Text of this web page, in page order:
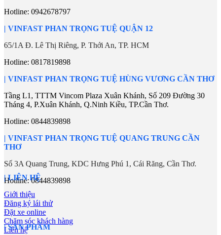
Hotline: 0942678797
| VINFAST PHAN TRỌNG TUỆ QUẬN 12
65/1A Đ. Lê Thị Riêng, P. Thới An, TP. HCM
Hotline: 0817819898
| VINFAST PHAN TRỌNG TUỆ HÙNG VƯƠNG CẦN THƠ
Tầng L1, TTTM Vincom Plaza Xuân Khánh, Số 209 Đường 30
Tháng 4, P.Xuân Khánh, Q.Ninh Kiều, TP.Cần Thơ.
Hotline: 0844839898
| VINFAST PHAN TRỌNG TUỆ QUANG TRUNG CẦN
THƠ
Số 3A Quang Trung, KDC Hưng Phú 1, Cái Răng, Cần Thơ.
Hotline:0844839898
| LIÊN HỆ
Giới thiệu
Đăng ký lái thử
Đặt xe online
Chăm sóc khách hàng
Liên hệ
| SẢN PHẨM